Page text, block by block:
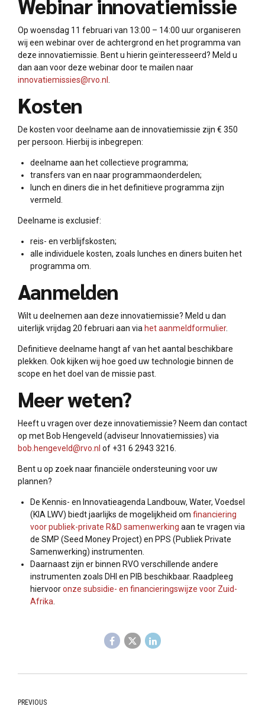
Webinar innovatiemissie
Op woensdag 11 februari van 13:00 – 14:00 uur organiseren
wij een webinar over de achtergrond en het programma van
deze innovatiemissie. Bent u hierin geïnteresseerd? Meld u
dan aan voor deze webinar door te mailen naar
innovatiemissies@rvo.nl
Kosten
De kosten voor deelname aan de innovatiemissie zijn € 350
per persoon. Hierbij is inbegrepen:
deelname aan het collectieve programma;
transfers van en naar programmaonderdelen;
lunch en diners die in het definitieve programma zijn
vermeld.
Deelname is exclusief:
reis- en verblijfskosten;
alle individuele kosten, zoals lunches en diners buiten het
programma om.
Aanmelden
Wilt u deelnemen aan deze innovatiemissie? Meld u dan
uiterlijk vrijdag 20 februari aan via het aanmeldformulier.
Definitieve deelname hangt af van het aantal beschikbare
plekken. Ook kijken wij hoe goed uw technologie binnen de
scope en het doel van de missie past.
Meer weten?
Heeft u vragen over deze innovatiemissie? Neem dan contact
op met Bob Hengeveld (adviseur Innovatiemissies) via
bob.hengeveld@rvo.nl of +31 6 2943 3216.
Bent u op zoek naar financiële ondersteuning voor uw
plannen?
De Kennis- en Innovatieagenda Landbouw, Water, Voedsel
(KIA LWV) biedt jaarlijks de mogelijkheid om financiering
voor publiek-private R&D samenwerking aan te vragen via
de SMP (Seed Money Project) en PPS (Publiek Private
Samenwerking) instrumenten.
Daarnaast zijn er binnen RVO verschillende andere
instrumenten zoals DHI en PIB beschikbaar. Raadpleeg
hiervooronze subsidie- en financieringswijze voor Zuid-
Afrika
PREVIOUS